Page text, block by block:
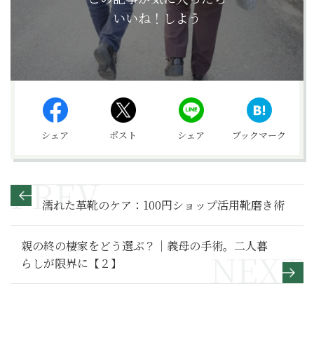
いいね！しよう
シェア ポスト シェア ブックマーク
濡れた革靴のケア：100円ショップ活用靴磨き術
親の終の棲家をどう選ぶ？｜義母の手術。二人暮
らしが限界に【２】